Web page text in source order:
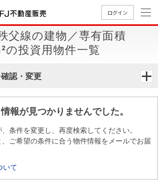
ログイン
築・
却
案内（名
案内（関
要
Way
採用情報
父線の建物／専有面積
の投資用物件一覧
認・変更
報が見つかりませんでした。
条件を変更し、再度検索してください。
ご希望の条件に合う物件情報をメールでお届
いて